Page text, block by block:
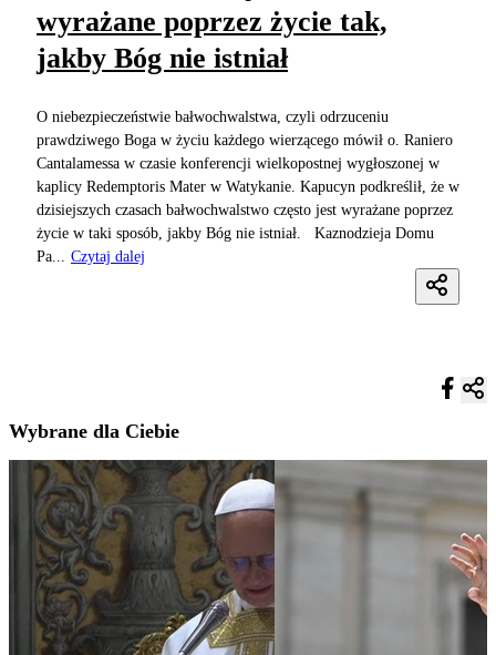
wyrażane poprzez życie tak,
jakby Bóg nie istniał
O niebezpieczeństwie bałwochwalstwa, czyli odrzuceniu
prawdziwego Boga w życiu każdego wierzącego mówił o. Raniero
Cantalamessa w czasie konferencji wielkopostnej wygłoszonej w
kaplicy Redemptoris Mater w Watykanie. Kapucyn podkreślił, że w
dzisiejszych czasach bałwochwalstwo często jest wyrażane poprzez
życie w taki sposób, jakby Bóg nie istniał. Kaznodzieja Domu
Pa...
Czytaj dalej
Wybrane dla Ciebie